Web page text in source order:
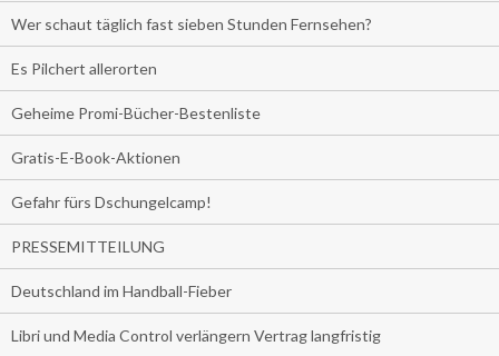
Wer schaut täglich fast sieben Stunden Fernsehen?
Es Pilchert allerorten
Geheime Promi-Bücher-Bestenliste
Gratis-E-Book-Aktionen
Gefahr fürs Dschungelcamp!
PRESSEMITTEILUNG
Deutschland im Handball-Fieber
Libri und Media Control verlängern Vertrag langfristig